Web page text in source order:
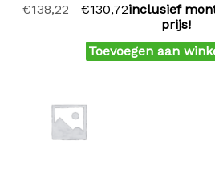
€138,22 €130,72inclusief
prijs!
Toevoegen aan